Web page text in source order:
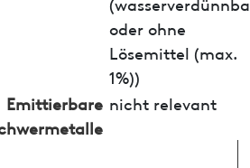
oder ohne
Lösemittel (max.
1%))
Emittierbare nicht relevant